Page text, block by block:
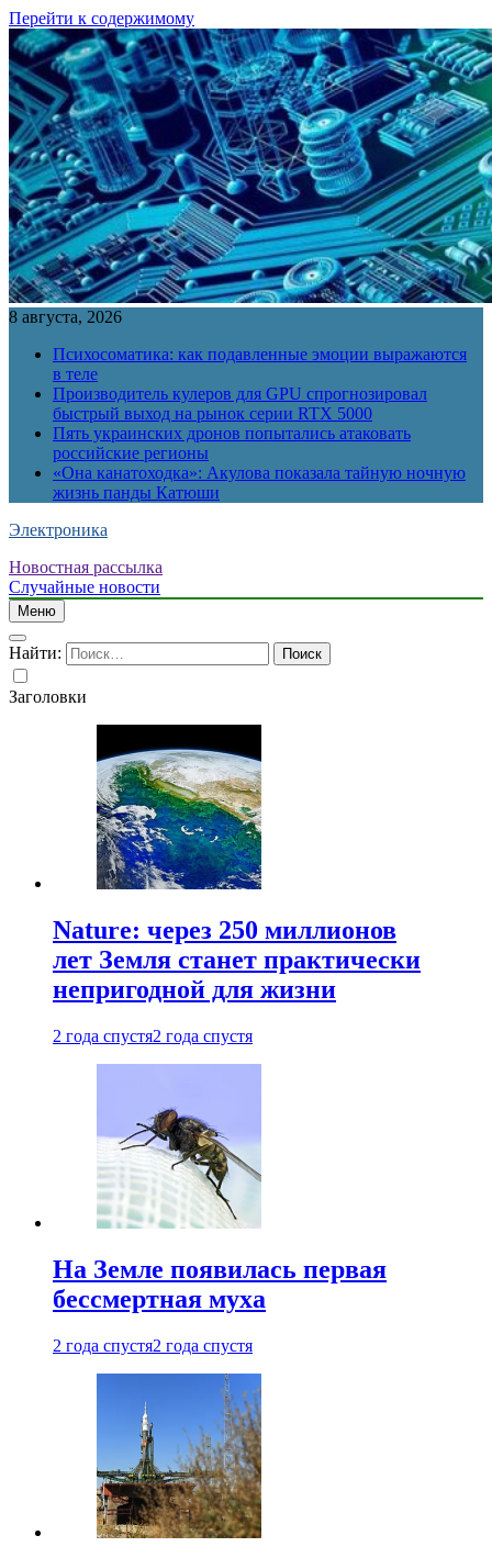
Перейти к содержимому
8 августа, 2026
Психосоматика: как подавленные эмоции выражаются
в теле
Производитель кулеров для GPU спрогнозировал
быстрый выход на рынок серии RTX 5000
Пять украинских дронов попытались атаковать
российские регионы
«Она канатоходка»: Акулова показала тайную ночную
жизнь панды Катюши
Электроника
Новостная рассылка
Случайные новости
Меню
Найти:
Заголовки
Nature: через 250 миллионов
лет Земля станет практически
непригодной для жизни
2 года спустя2 года спустя
На Земле появилась первая
бессмертная муха
2 года спустя2 года спустя